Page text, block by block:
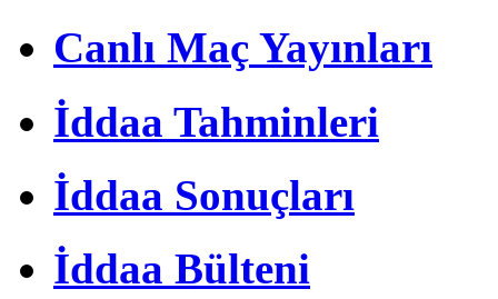
Canlı Maç Yayınları
İddaa Tahminleri
İddaa Sonuçları
İddaa Bülteni